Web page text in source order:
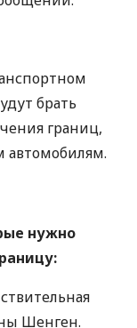
брать
границ,
автомобилям.
нужно
Шенген.